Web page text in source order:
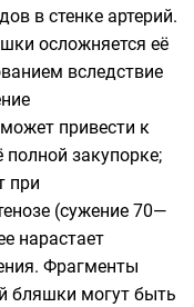
в стенке артерий.
осложняется её
вследствие
привести к
полной закупорке;
при
(сужение 70—
нарастает
Фрагменты
бляшки могут быть